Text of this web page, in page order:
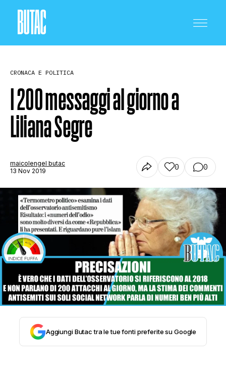
CRONACA E POLITICA
SCIENZA E TECNOLOGIA
SALUTE E MEDICINA
STORIA E CITAZIONI
INTRATTENIMENTO
COMPLOTTI, LEGGENDE URBANE ED
EVERGREEN
CRONACA E POLITICA
I 200 messaggi al giorno a
Liliana Segre
maicolengel butac
13 Nov 2019
0 0
Aggiungi Butac tra le tue fonti preferite su Google